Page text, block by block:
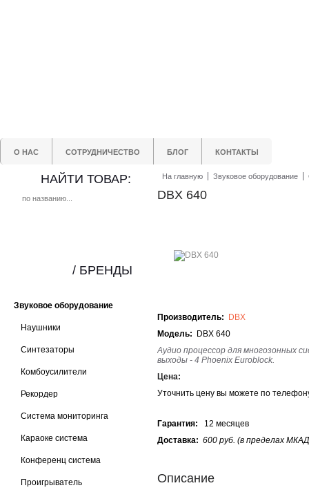
О НАС СОТРУДНИЧЕСТВО БЛОГ КОНТАКТЫ
НАЙТИ ТОВАР:
Звуковое оборудование
Наушники
Синтезаторы
Комбоусилители
Рекордер
Система мониторинга
Караоке система
Конференц система
Проигрыватель
/ БРЕНДЫ
На главную Звуковое оборудование
DBX 640
Производитель:
DBX
Модель: DBX 640
Аудио процессор для многозонных
выходы - 4 Phoenix Euroblock.
Цена:
Уточнить цену вы можете по
Гарантия: 12 месяцев
Доставка: 600 руб. (в пределах
Описание